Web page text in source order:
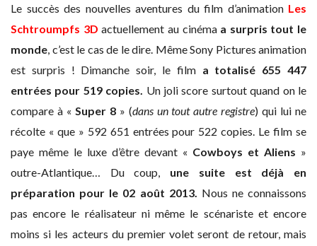
Le succès des nouvelles aventures du film d’animation Les
Schtroumpfs 3D actuellement au cinéma a surpris tout le
monde , c’est le cas de le dire. Même Sony Pictures animation
est surpris ! Dimanche soir, le film a totalisé 655 447
entrées pour 519 copies. Un joli score surtout quand on le
compare à « Super 8» (dans un tout autre registre) qui lui ne
récolte « que » 592 651 entrées pour 522 copies. Le film se
paye même le luxe d’être devant « Cowboys et Aliens »
outre-Atlantique…
Du coup, une suite est déjà en
préparation pour le 02 août 2013. Nous ne connaissons
pas encore le réalisateur ni même le scénariste et encore
moins si les acteurs du premier volet seront de retour, mais